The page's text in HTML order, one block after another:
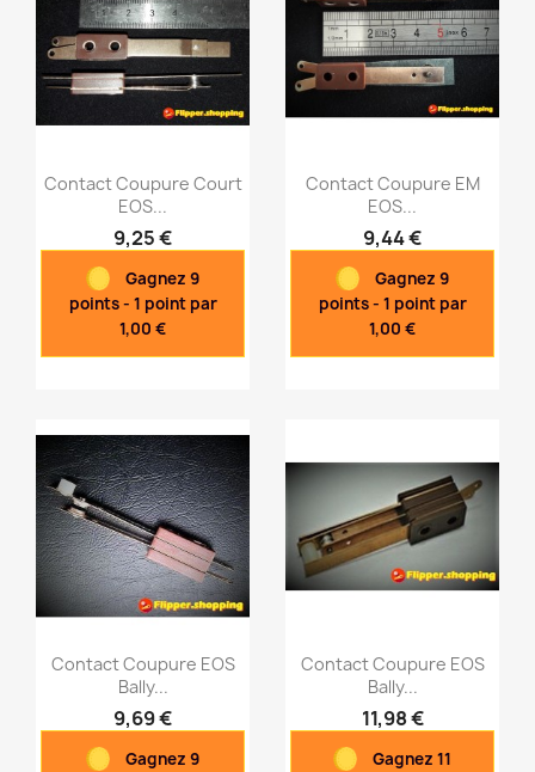
Aperçu rapide
Contact Coupure Court
EOS...
9,25 €
Gagnez 9
points - 1 point par
1,00 €
Aperçu rapide
Contact Coupure EM
EOS...
9,44 €
Gagnez 9
points - 1 point par
1,00 €
Aperçu rapide
Contact Coupure EOS
Bally...
9,69 €
Gagnez 9
Aperçu rapide
Contact Coupure EOS
Bally...
11,98 €
Gagnez 11